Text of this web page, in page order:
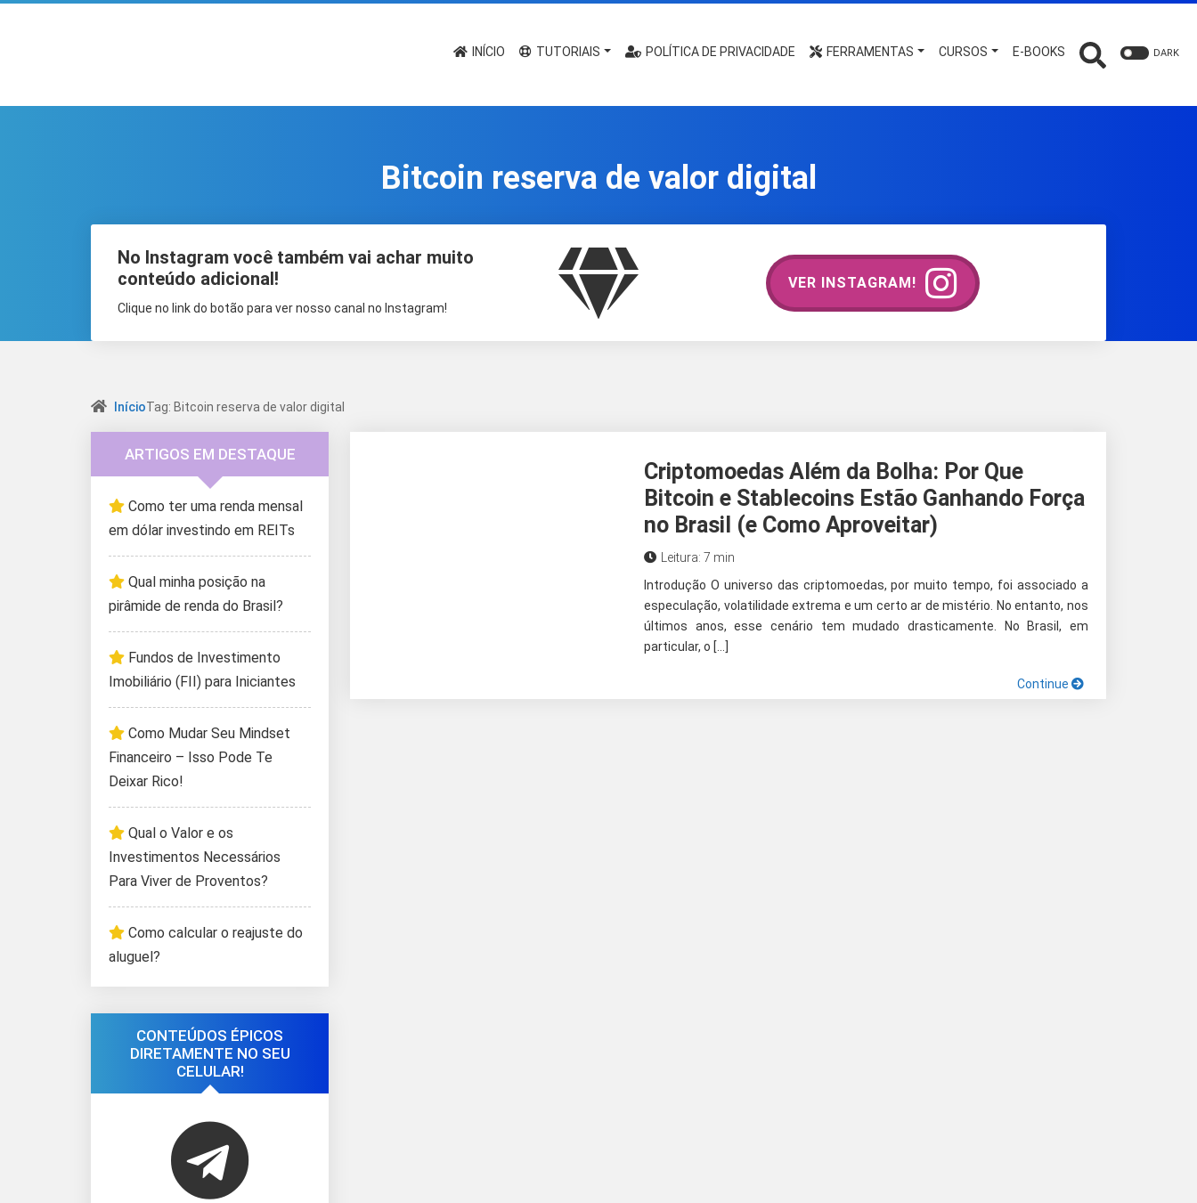
INÍCIO TUTORIAIS POLÍTICA DE PRIVACIDADE FERRAMENTAS CURSOS E-BOOKS DARK
Bitcoin reserva de valor digital
No Instagram você também vai achar muito
conteúdo adicional!
Clique no link do botão para ver nosso canal no Instagram!
VER INSTAGRAM!
InícioTag: Bitcoin reserva de valor digital
Criptomoedas Além da Bolha: Por Que
Bitcoin e Stablecoins Estão Ganhando Força
no Brasil (e Como Aproveitar)
Leitura: 7 min
Introdução O universo das criptomoedas, por muito tempo, foi associado a
especulação, volatilidade extrema e um certo ar de mistério. No entanto, nos
últimos anos, esse cenário tem mudado drasticamente. No Brasil, em
particular, o […]
Continue
ARTIGOS EM DESTAQUE
Como ter uma renda mensal
em dólar investindo em REITs
Qual minha posição na
pirâmide de renda do Brasil?
Fundos de Investimento
Imobiliário (FII) para Iniciantes
Como Mudar Seu Mindset
Financeiro – Isso Pode Te
Deixar Rico!
Qual o Valor e os
Investimentos Necessários
Para Viver de Proventos?
Como calcular o reajuste do
aluguel?
CONTEÚDOS ÉPICOS
DIRETAMENTE NO SEU
CELULAR!